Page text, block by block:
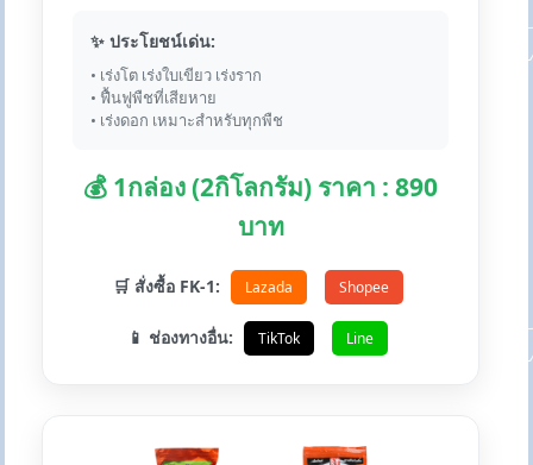
✨ ประโยชน์เด่น:
• เร่งโต เร่งใบเขียว เร่งราก
• ฟื้นฟูพืชที่เสียหาย
• เร่งดอก เหมาะสำหรับทุกพืช
💰 1กล่อง (2กิโลกรัม) ราคา : 890
บาท
🛒 สั่งซื้อ FK-1: Lazada Shopee
📱 ช่องทางอื่น: TikTok Line